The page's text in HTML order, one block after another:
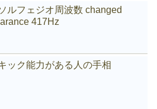
ルフェジオ周波数 changed
417Hz
ック能力がある人の手相